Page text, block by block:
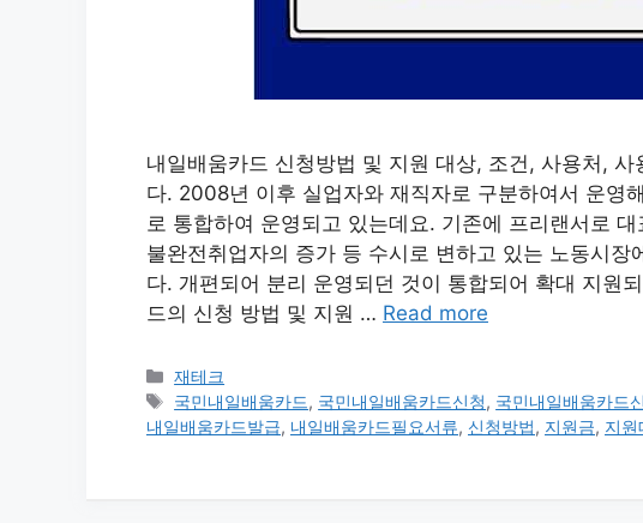
내일배움카드 신청방법 및 지원 대상, 조건, 사용처,
다. 2008년 이후 실업자와 재직자로 구분하여서 운영
로 통합하여 운영되고 있는데요. 기존에 프리랜서로
불완전취업자의 증가 등 수시로 변하고 있는 노동시장
다. 개편되어 분리 운영되던 것이 통합되어 확대 지원
드의 신청 방법 및 지원 … Read more
카
테
고
재테크
태
그
국민내일배움카드, 국민내일배움카드신청, 국민내일배움카드
내일배움카드발급, 내일배움카드필요서류, 신청방법, 지원금, 지원